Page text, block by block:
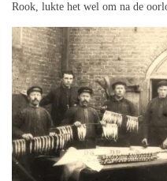
Rook, lukte het wel om na de